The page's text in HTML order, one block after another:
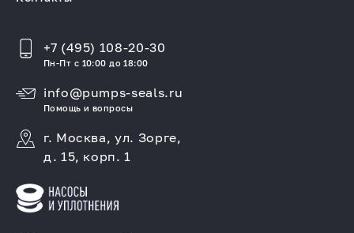
+7 (495) 108-20-30
Пн-Пт с 10:00 до 18:00
info@pumps-seals.ru
Помощь и вопросы
г. Москва, ул. Зорге,
д. 15, корп. 1